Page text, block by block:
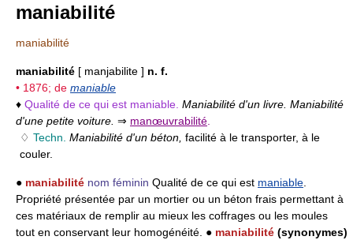
maniabilité
maniabilité
maniabilité [ manjabilite ] n. f.
• 1876; de maniable
♦ Qualité de ce qui est maniable. Maniabilité d'un livre. Maniabilité
d'une petite voiture. ⇒ manœuvrabilité
♢ Techn. Maniabilité d'un béton, facilité à le transporter, à le
couler.
● maniabilité nom féminin Qualité de ce qui est maniable
Propriété présentée par un mortier ou un béton frais permettant à
ces matériaux de remplir au mieux les coffrages ou les moules
tout en conservant leur homogénéité. ● maniabilité (synonymes)